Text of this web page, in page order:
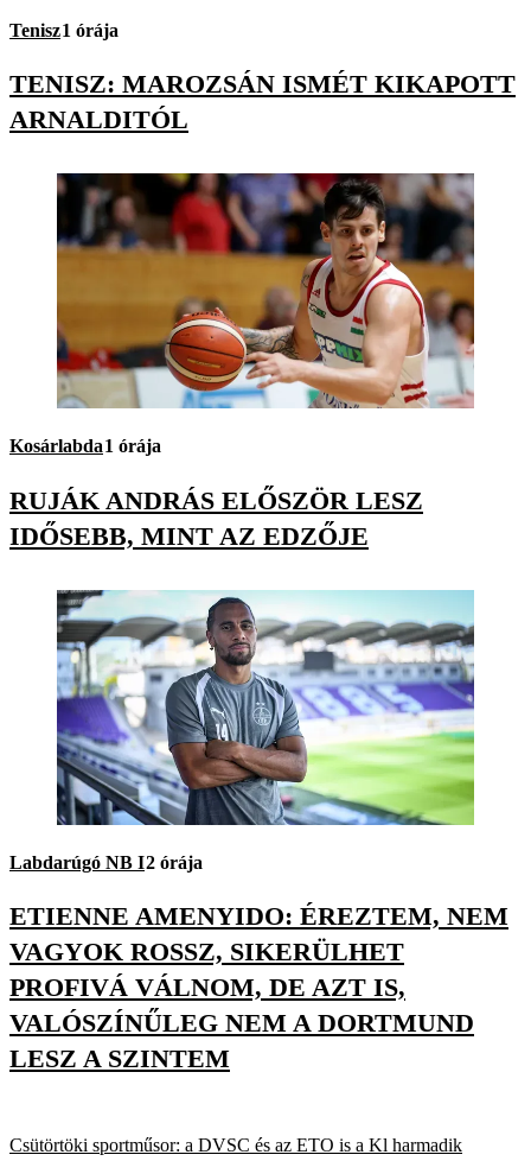
Tenisz1 órája
TENISZ: MAROZSÁN ISMÉT KIKAPOTT
ARNALDITÓL
Kosárlabda1 órája
RUJÁK ANDRÁS ELŐSZÖR LESZ
IDŐSEBB, MINT AZ EDZŐJE
Labdarúgó NB I2 órája
ETIENNE AMENYIDO: ÉREZTEM, NEM
VAGYOK ROSSZ, SIKERÜLHET
PROFIVÁ VÁLNOM, DE AZT IS,
VALÓSZÍNŰLEG NEM A DORTMUND
LESZ A SZINTEM
Csütörtöki sportműsor: a DVSC és az ETO is a Kl harmadik